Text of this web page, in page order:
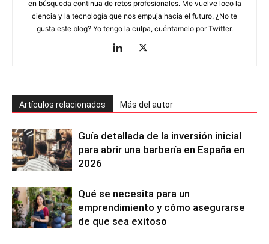
en búsqueda continua de retos profesionales. Me vuelve loco la
ciencia y la tecnología que nos empuja hacia el futuro. ¿No te
gusta este blog? Yo tengo la culpa, cuéntamelo por Twitter.
Artículos relacionados Más del autor
Guía detallada de la inversión inicial
para abrir una barbería en España en
2026
Qué se necesita para un
emprendimiento y cómo asegurarse
de que sea exitoso